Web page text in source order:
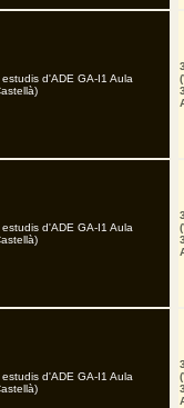
d'ADE GA-I1 Aula
d'ADE GA-I1 Aula
d'ADE GA-I1 Aula